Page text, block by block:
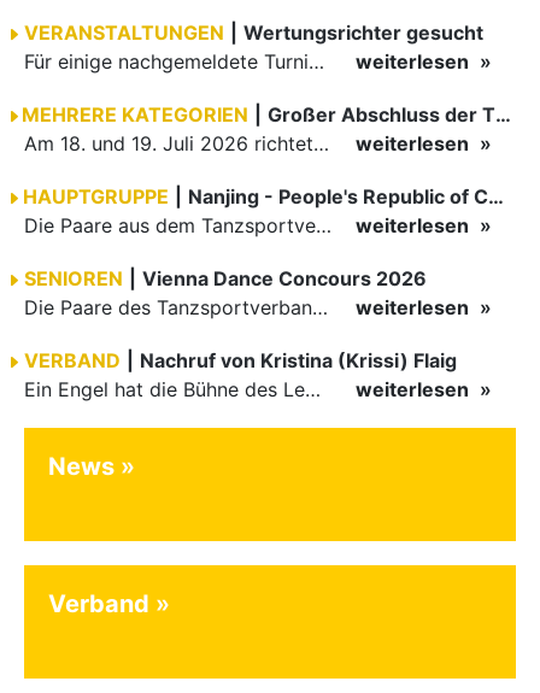
VERANSTALTUNGEN
Wertungsrichter gesucht
Für einige nachgemeldete Turniere im 2 Halbjahr sucht der ZWE noch Wertungsrichter.
weiterlesen
MEHRERE KATEGORIEN
Großer Abschluss der TBW-Trophy in Weinheim
Am 18. und 19. Juli 2026 richtete die Tanzsportabteilung (TSA) der TSG 1862 Weinheim das Abschlussturnier der diesjährigen TBW-Trophy-Serie aus. Zum traditionellen Saisonfinale kamen rund 400 Starts über…
weiterlesen
HAUPTGRUPPE
Nanjing - People's Republic of China
Die Paare aus dem Tanzsportverband Baden-Württemberg (TBW) haben beim hochklassig besetzten WDSF GrandSlam im chinesischen Nanjing wieder einmal auf internationalem Top-Niveau geglänzt. Das…
weiterlesen
SENIOREN
Vienna Dance Concours 2026
Die Paare des Tanzsportverbandes Baden-Württemberg (TBW) glänzten auf dem internationalen Parkett des Vienna Dance Concourse 2026 im Wiener Rathaus mit hervorragenden Platzierungen Ergebnisse unter: …
weiterlesen
VERBAND
Nachruf von Kristina (Krissi) Flaig
Ein Engel hat die Bühne des Lebens verlassen. Viel zu früh, plötzlich und für uns alle unfassbar, wurde unsere geliebte Kristina (Krissi) Flaig im Alter von 36 Jahren aus dem Leben gerissen. Das Tanzen…
weiterlesen
News
Verband